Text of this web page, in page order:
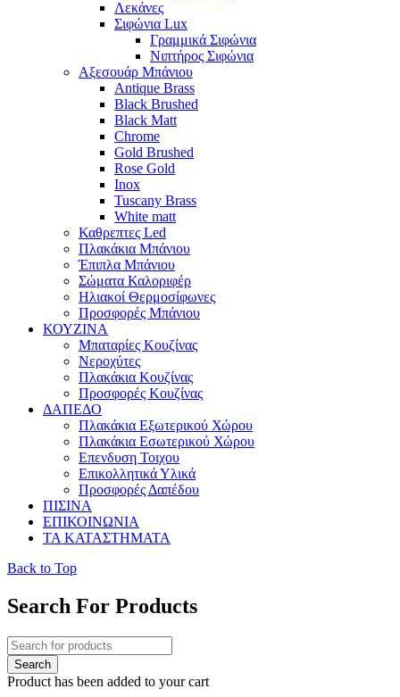
Λεκάνες
Σιφώνια Lux
Γραμμικά Σιφώνια
Νιπτήρος Σιφώνια
Αξεσουάρ Μπάνιου
Antique Brass
Black Brushed
Black Matt
Chrome
Gold Brushed
Rose Gold
Inox
Tuscany Brass
White matt
Καθρεπτες Led
Πλακάκια Μπάνιου
Έπιπλα Μπάνιου
Σώματα Καλοριφέρ
Ηλιακοί Θερμοσίφωνες
Προσφορές Μπάνιου
ΚΟΥΖΙΝΑ
Μπαταρίες Κουζίνας
Νεροχύτες
Πλακάκια Κουζίνας
Προσφορές Κουζίνας
ΔΑΠΕΔΟ
Πλακάκια Εξωτερικού Χώρου
Πλακάκια Εσωτερικού Χώρου
Επενδυση Τοιχου
Επικολλητικά Υλικά
Προσφορές Δαπέδου
ΠΙΣΙΝΑ
ΕΠΙΚΟΙΝΩΝΙΑ
ΤΑ ΚΑΤΑΣΤΗΜΑΤΑ
Back to Top
Search For Products
Product has been added to your cart